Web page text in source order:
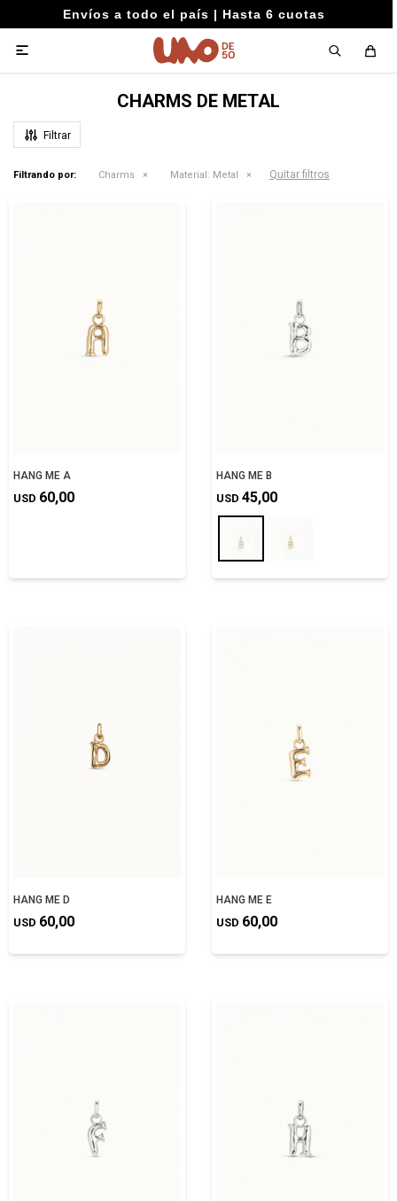
Envíos a todo el país | Hasta 6 cuotas

CHARMS DE METAL
Filtrando por: Charms Material: Metal Quitar filtros
HANG ME A
USD 60,00
HANG ME B
USD 45,00
HANG ME D
USD 60,00
HANG ME E
USD 60,00